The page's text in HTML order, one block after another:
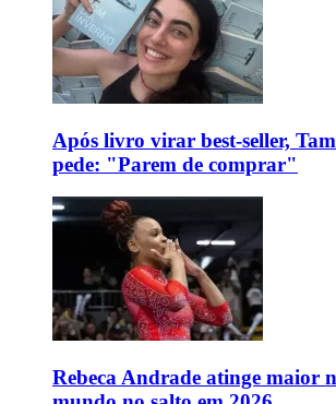
Após livro virar best-seller,
pede: "Parem de comprar"
Rebeca Andrade atinge maior